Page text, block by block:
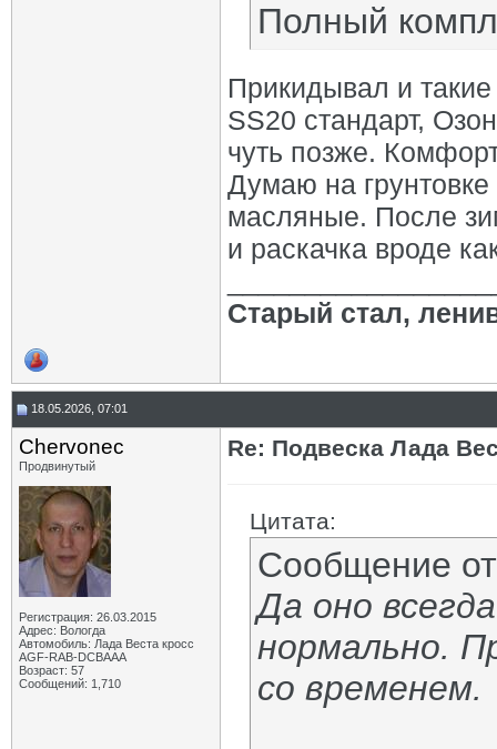
Полный
Прикидывал и
SS20 стандарт,
чуть позже.
Думаю на
масляные. После
и раскачка вроде
Старый стал,
18.05.2026, 07:01
Chervonec
Продвинутый
Регистрация: 26.03.2015
Адрес: Вологда
Автомобиль: Лада Веста кросс
AGF-RAB-DCBAAA
Возраст: 57
Сообщений: 1,710
Re: Подвеска Лада
Цитата:
Сообщение
Да оно
нормально.
со временем.